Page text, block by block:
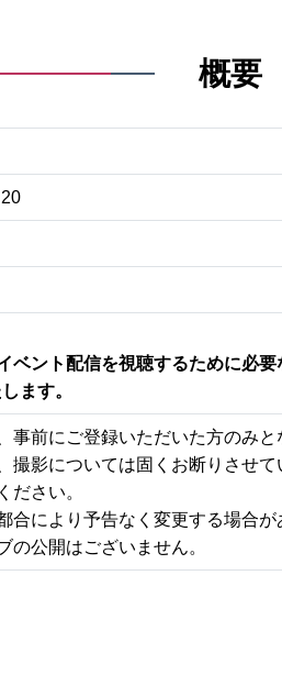
概要
ベント配信を視聴するために必
ます。
事前にご登録いただいた方のみと
撮影については固くお断りさせ
ださい。
合により予告なく変更する場合が
の公開はございません。